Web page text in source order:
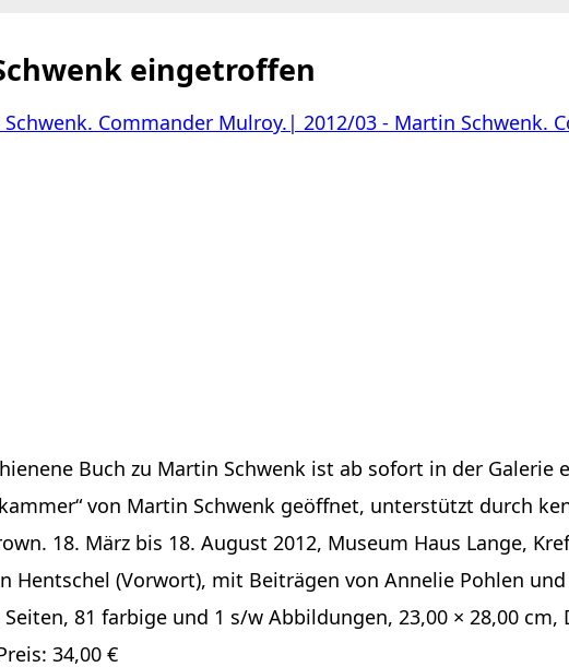
eingetroffen
Commander Mulroy.| 2012/03 - Martin Schwenk.
Buch zu Martin Schwenk ist ab sofort in der
von Martin Schwenk geöffnet, unterstützt durch
18. März bis 18. August 2012, Museum Haus Lange,
Hentschel (Vorwort), mit Beiträgen von Annelie Pohlen
81 farbige und 1 s/w Abbildungen, 23,00 × 28,00 cm,
34,00 €